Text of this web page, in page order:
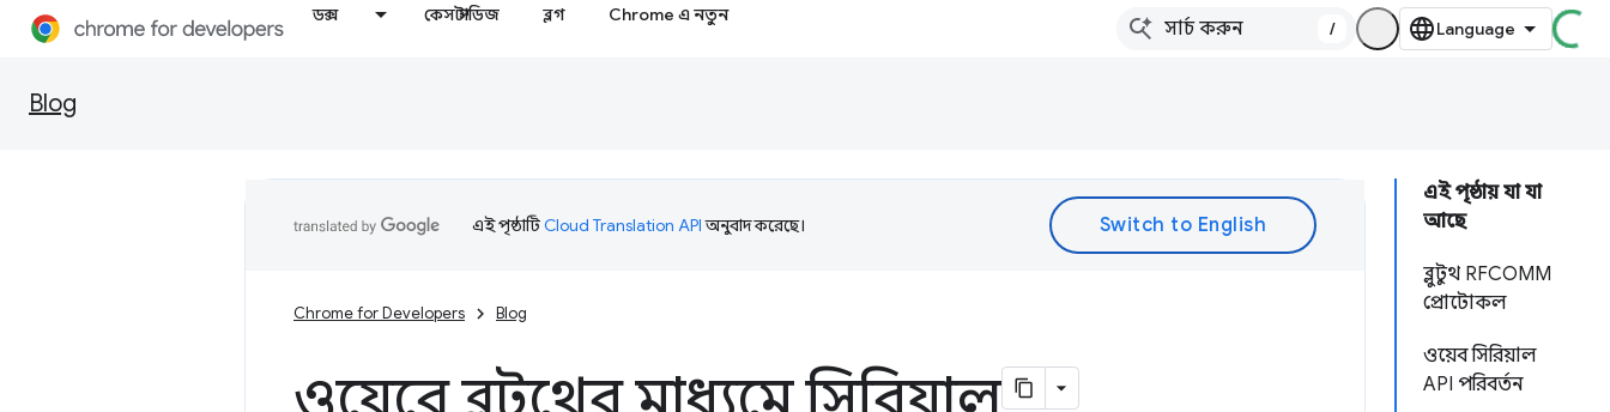
ডক্স কেস স্টাডিজ ব্লগ Chrome এ নতুন
/
Blog
এই পৃষ্ঠায় যা যা
আছে
ব্লুটুথ RFCOMM
প্রোটোকল
ওয়েব সিরিয়াল
API পরিবর্তন
এই পৃষ্ঠাটিCloud Translation APIঅনুবাদ করেছে।
Chrome for Developers Blog